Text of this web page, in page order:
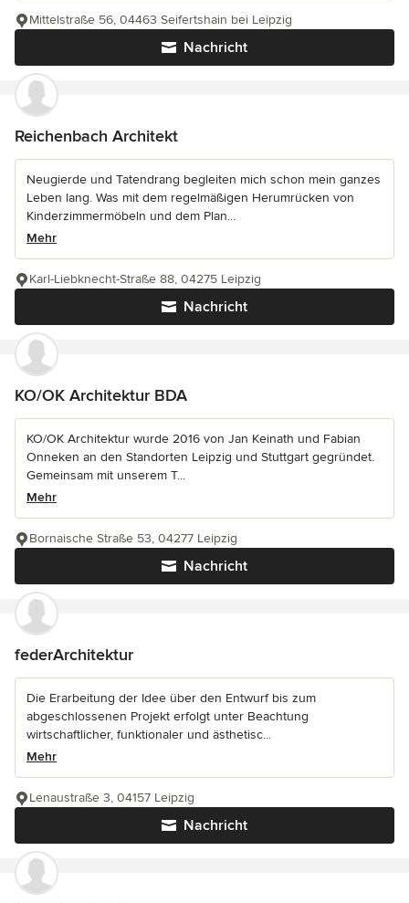
Nachricht
Mittelstraße 56, 04463 Seifertshain bei Leipzig
Reichenbach Architekt
Neugierde und Tatendrang begleiten mich schon mein ganzes
Leben lang. Was mit dem regelmäßigen Herumrücken von
Kinderzimmermöbeln und dem Plan...
Mehr
Nachricht
Karl-Liebknecht-Straße 88, 04275 Leipzig
KO/OK Architektur BDA
KO/OK Architektur wurde 2016 von Jan Keinath und Fabian
Onneken an den Standorten Leipzig und Stuttgart gegründet.
Gemeinsam mit unserem T...
Mehr
Nachricht
Bornaische Straße 53, 04277 Leipzig
federArchitektur
Die Erarbeitung der Idee über den Entwurf bis zum
abgeschlossenen Projekt erfolgt unter Beachtung
wirtschaftlicher, funktionaler und ästhetisc...
Mehr
Nachricht
Lenaustraße 3, 04157 Leipzig